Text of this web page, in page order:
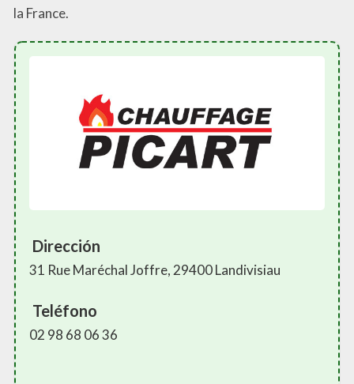
la France.
Dirección
31 Rue Maréchal Joffre, 29400 Landivisiau
Teléfono
02 98 68 06 36